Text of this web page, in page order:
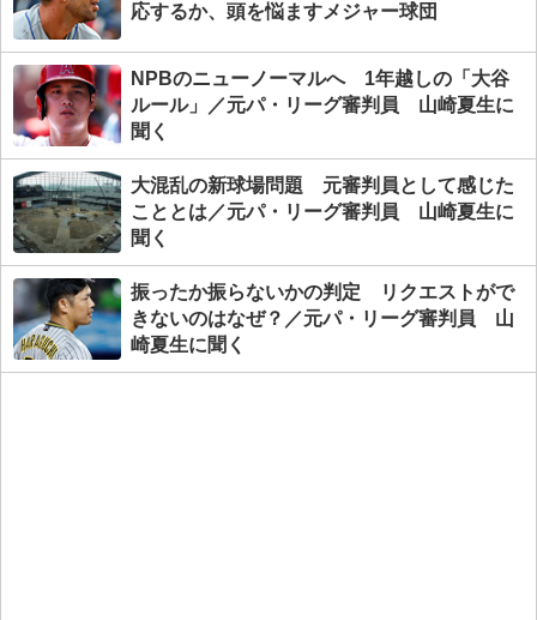
応するか、頭を悩ますメジャー球団
NPBのニューノーマルへ 1年越しの「大谷
ルール」／元パ・リーグ審判員 山崎夏生に
聞く
大混乱の新球場問題 元審判員として感じた
こととは／元パ・リーグ審判員 山崎夏生に
聞く
振ったか振らないかの判定 リクエストがで
きないのはなぜ？／元パ・リーグ審判員 山
崎夏生に聞く